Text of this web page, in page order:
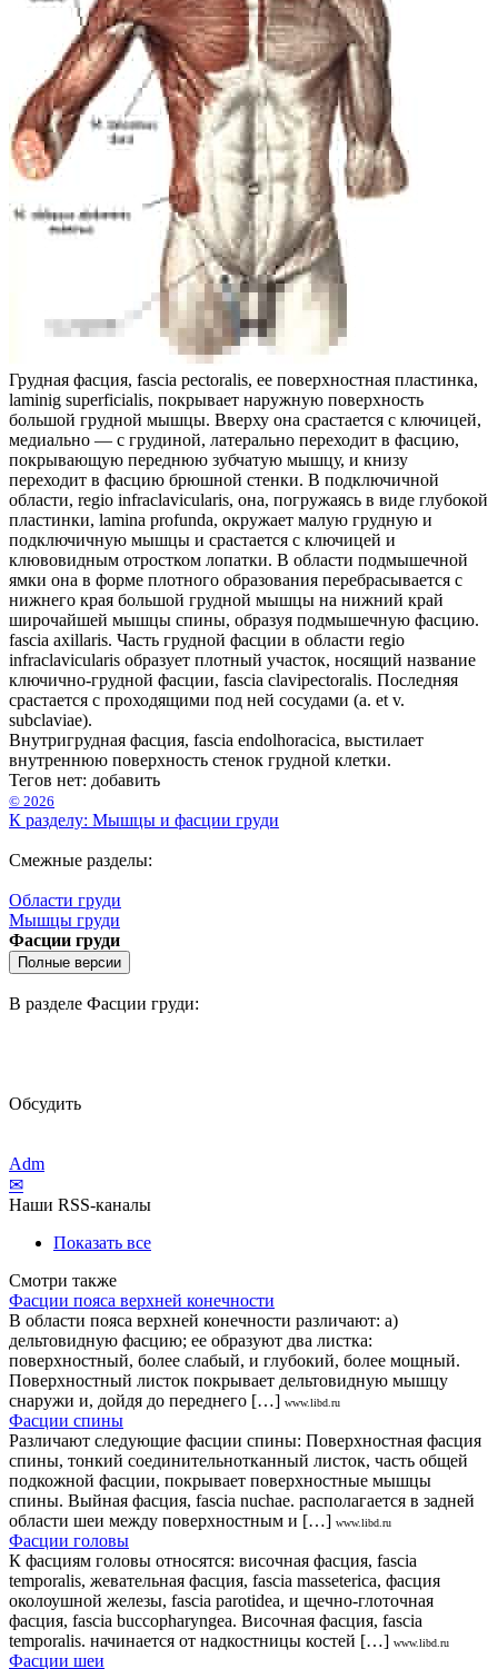
Грудная фасция, fascia pectoralis, ее поверхностная пластинка,
laminig superficialis, покрывает наружную поверхность
большой грудной мышцы. Вверху она срастается с ключицей,
медиально — с грудиной, латерально переходит в фасцию,
покрывающую переднюю зубчатую мышцу, и книзу
переходит в фасцию брюшной стенки. В подключичной
области, regio infraclavicularis, она, погружаясь в виде глубокой
пластинки, lamina profunda, окружает малую грудную и
подключичную мышцы и срастается с ключицей и
клювовидным отростком лопатки. В области подмышечной
ямки она в форме плотного образования перебрасывается с
нижнего края большой грудной мышцы на нижний край
широчайшей мышцы спины, образуя подмышечную фасцию.
fascia axillaris. Часть грудной фасции в области regio
infraclavicularis образует плотный участок, носящий название
ключично-грудной фасции, fascia clavipectoralis. Последняя
срастается с проходящими под ней сосудами (a. et v.
subclaviae).
Внутригрудная фасция, fascia endolhoracica, выстилает
внутреннюю поверхность стенок грудной клетки.
Тегов нет: добавить
© 2026
К разделу: Мышцы и фасции груди
Смежные разделы:
Области груди
Мышцы груди
Фасции груди
В разделе Фасции груди:
Обсудить
Adm
✉
Наши RSS-каналы
Показать все
Смотри также
Фасции пояса верхней конечности
В области пояса верхней конечности различают: а)
дельтовидную фасцию; ее образуют два листка:
поверхностный, более слабый, и глубокий, более мощный.
Поверхностный листок покрывает дельтовидную мышцу
снаружи и, дойдя до переднего […] www.libd.ru
Фасции спины
Различают следующие фасции спины: Поверхностная фасция
спины, тонкий соединительнотканный листок, часть общей
подкожной фасции, покрывает поверхностные мышцы
спины. Выйная фасция, fascia nuchae. располагается в задней
области шеи между поверхностным и […] www.libd.ru
Фасции головы
К фасциям головы относятся: височная фасция, fascia
temporalis, жевательная фасция, fascia masseterica, фасция
околоушной железы, fascia parotidea, и щечно-глоточная
фасция, fascia buccopharyngea. Височная фасция, fascia
temporalis. начинается от надкостницы костей […] www.libd.ru
Фасции шеи